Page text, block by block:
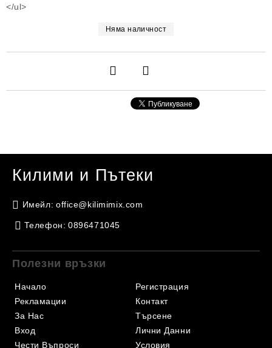
</ul>
Няма наличност
Килими и Пътеки
Имейл: office@kilimimix.com
Телефон: 0896471045
Полезни връзки
Начало
Рекламации
За Нас
Вход
Чести Въпроси
Регистрация
Контакт
Търсене
Лични Данни
Условия